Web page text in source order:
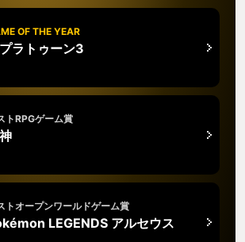
OF THE YEAR
ラトゥーン3
トRPGゲーム賞
トオープンワールドゲーム賞
LEGENDS アルセウス